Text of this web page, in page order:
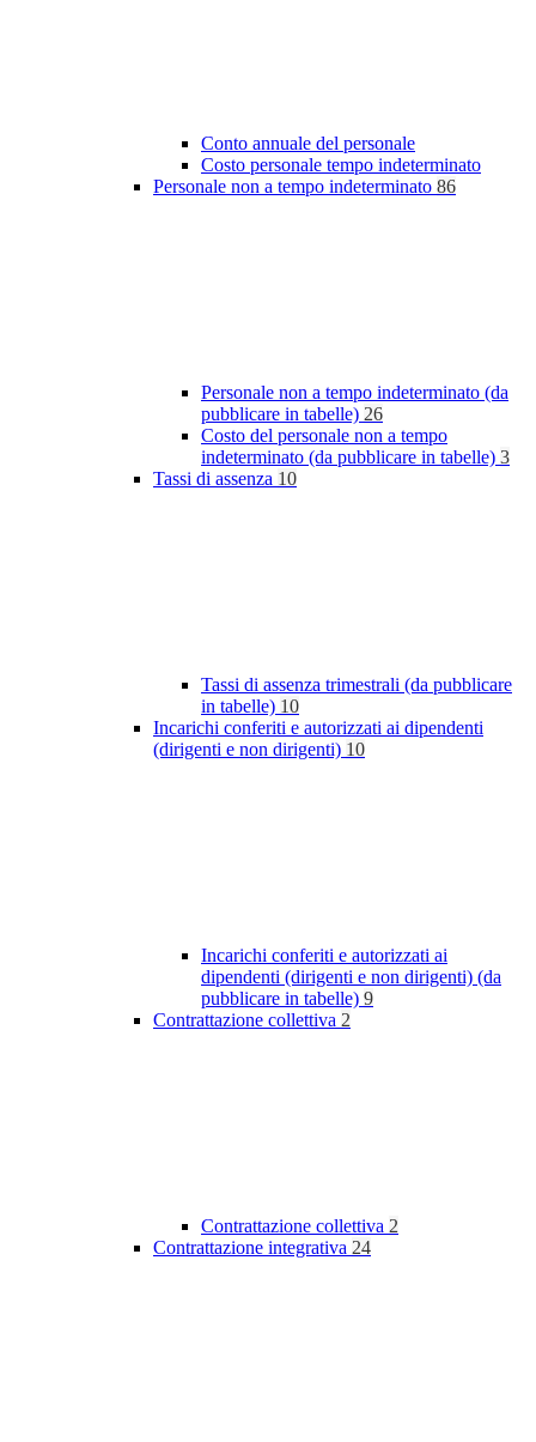
Conto annuale del personale
Costo personale tempo indeterminato
Personale non a tempo indeterminato 86
Personale non a tempo indeterminato (da
pubblicare in tabelle) 26
Costo del personale non a tempo
indeterminato (da pubblicare in tabelle) 3
Tassi di assenza 10
Tassi di assenza trimestrali (da pubblicare
in tabelle) 10
Incarichi conferiti e autorizzati ai dipendenti
(dirigenti e non dirigenti) 10
Incarichi conferiti e autorizzati ai
dipendenti (dirigenti e non dirigenti) (da
pubblicare in tabelle) 9
Contrattazione collettiva 2
Contrattazione collettiva 2
Contrattazione integrativa 24